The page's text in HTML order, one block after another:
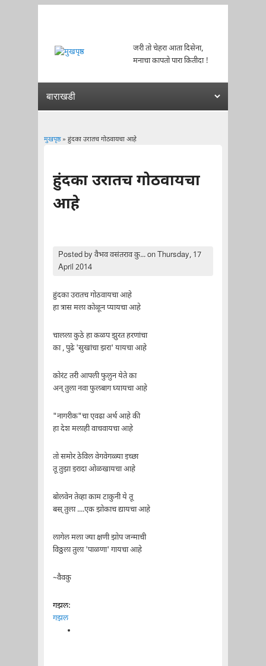
जरी तो चेहरा आता दिसेना,
मनाचा कापतो पारा कितीदा !
मुखपृष्ठ» हुंदका उरातच गोठवायचा आहे
हुंदका उरातच गोठवायचा
आहे
Posted byवैभव वसंतराव कु...on Thursday, 17
April 2014
हुंदका उरातच गोठवायचा आहे
हा त्रास मला कोळून प्यायचा आहे
चालला कुठे हा कळप झुरत हरणांचा
का , पुढे 'सुखांचा झरा' यायचा आहे
कोरंट तरी आपली फुलुन येते का
अन् तुला नवा फुलबाग घ्यायचा आहे
"नागरीक"चा एवढा अर्थ आहे की
हा देश मलाही वाचवायचा आहे
तो समोर ठेविल वेगवेगळ्या इच्छा
तू तुझा इरादा ओळखायचा आहे
बोलवेन तेव्हा काम टाकुनी ये तू
बस् तुला ....एक झोकाच द्यायचा आहे
लागेल मला ज्या क्षणी झोप जन्माची
विठ्ठला तुला 'पाळणा' गायचा आहे
~वैवकु
गझल:
गझल